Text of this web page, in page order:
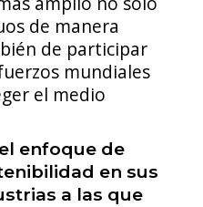
de manera
de participar
mundiales
el medio
enfoque de
en sus
a las que